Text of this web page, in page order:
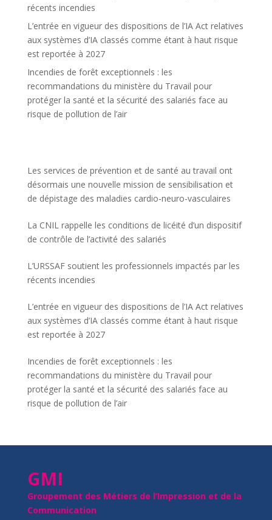
récents incendies
L’entrée en vigueur des dispositions de l’IA Act relatives
aux systèmes d’IA classés comme étant à haut risque
est reportée à 2027
Incendies de forêt exceptionnels : les
recommandations du ministère du Travail pour
protéger la santé et la sécurité des salariés face au
risque de pollution de l’air
Les services de prévention et de santé au travail ont
désormais une nouvelle mission de sensibilisation et
de dépistage des maladies cardio-neuro-vasculaires
La CNIL rappelle les conditions de licéité d’un dispositif
de contrôle de l’activité des salariés
L’URSSAF soutient les professionnels impactés par les
récents incendies
L’entrée en vigueur des dispositions de l’IA Act relatives
aux systèmes d’IA classés comme étant à haut risque
est reportée à 2027
Incendies de forêt exceptionnels : les
recommandations du ministère du Travail pour
protéger la santé et la sécurité des salariés face au
risque de pollution de l’air
GMI
Groupement des Métiers de l’Impression et de la
Communication